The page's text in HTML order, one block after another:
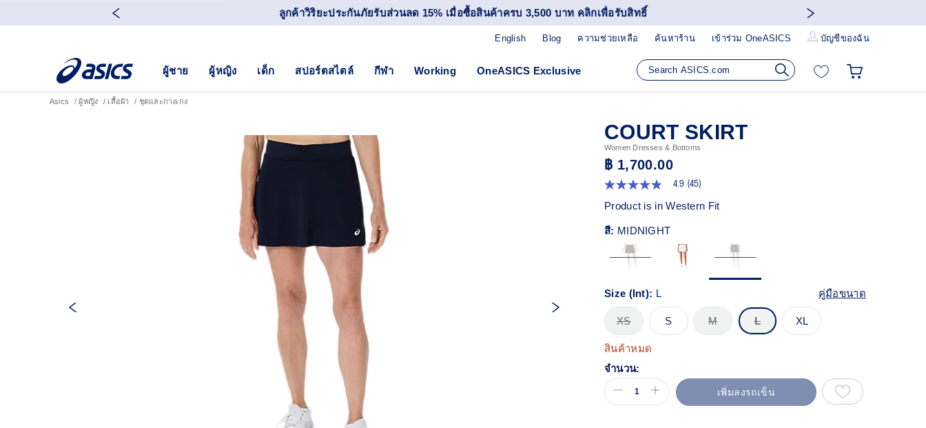
ลูกค้าวิริยะประกันภัยรับส่วนลด 15% เมื่อซื้อสินค้าครบ 3,500 บาท คลิกเพื่อรับสิทธิ์
Blog ความช่วยเหลือ ค้นหาร้าน เข้าร่วม OneASICS บัญชีของฉัน
English
ผู้ชาย ผู้หญิง เด็ก สปอร์ตสไตล์ กีฬา Working OneASICS Exclusive
Asics ผู้หญิง เสื้อผ้า ชุดและกางเกง
COURT SKIRT
Women Dresses & Bottoms
฿ 1,700.00
4.9
จาก
5
ดาว
ค่า
คะแนน
เฉลี่ย
Read
Reviews.
ลิงก์
หน้า
เดียวกัน
4.9 (45)
Product is in Western Fit
สี: MIDNIGHT
Size (Int): L คู่มือขนาด
XS S M L XL
สินค้าหมด
จำนวน:
เพิ่มลงรถเข็น